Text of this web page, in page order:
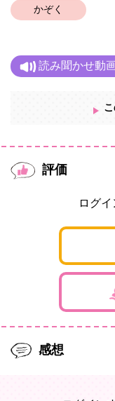
かぞく
読み聞かせ動
評価
ログ
感想